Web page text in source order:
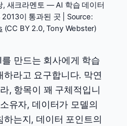
새크라멘토 — AI 학습 데이터
이 통과된 곳 | Source:
(CC BY 2.0, Tony Webster)
만드는 회사에게 학습
하라고 요구합니다. 막연
, 항목이 꽤 구체적입니
유자, 데이터가 모델의
는지, 데이터 포인트의